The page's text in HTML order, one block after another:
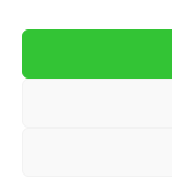
SCUIO IP